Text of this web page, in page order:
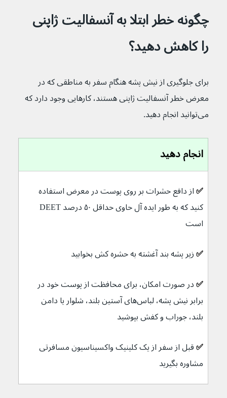
چگونه خطر ابتلا به آنسفالیت ژاپنی
را کاهش دهید؟
برای جلوگیری از نیش پشه هنگام سفر به مناطقی که در
معرض خطر آنسفالیت ژاپنی هستند، کارهایی وجود دارد که
می‌توانید انجام دهید.
انجام دهید
✅ از دافع حشرات بر روی پوست در معرض استفاده
است
✅ زیر پشه بند آغشته به حشره کش بخوابید
✅ در صورت امکان، برای محافظت از پوست خود در
برابر نیش پشه، لباس‌های آستین بلند، شلوار یا دامن
بلند، جوراب و کفش بپوشید
✅ قبل از سفر از یک کلینیک واکسیناسیون مسافرتی
مشاوره بگیرید